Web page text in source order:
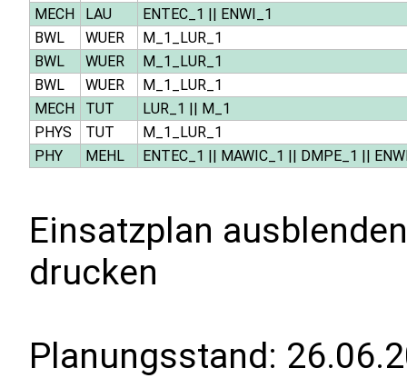
MECH
LAU ENTEC_1 || ENWI_1
BWL
WUER
M_1_LUR_1
BWL
WUER
M_1_LUR_1
BWL
WUER
M_1_LUR_1
MECH
TUT LUR_1 || M_1
PHYS
TUT
M_1_LUR_1
PHY
MEHL ENTEC_1 || MAWIC_1 || DMPE_1 ||
Einsatzplan
drucken
Planungsstand: